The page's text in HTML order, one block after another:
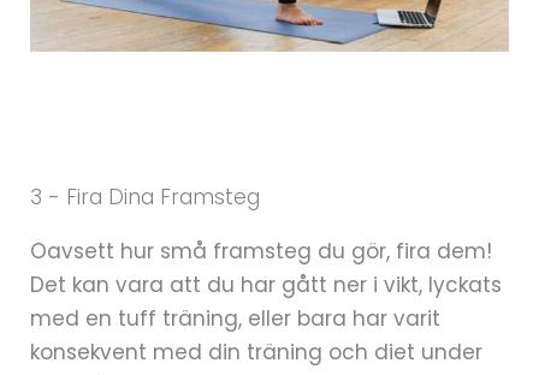
3 - Fira Dina Framsteg
Oavsett hur små framsteg du gör, fira dem!
Det kan vara att du har gått ner i vikt, lyckats
med en tuff träning, eller bara har varit
konsekvent med din träning och diet under